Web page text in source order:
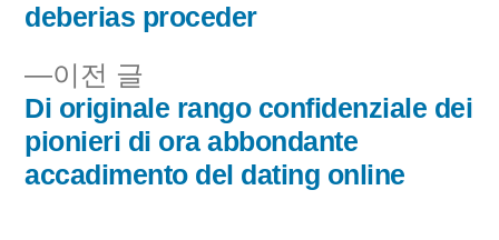
내
비
게
이
이전 글
전
글:
Di originale rango confidenziale dei
pionieri di ora abbondante
accadimento del dating online
deberias proceder